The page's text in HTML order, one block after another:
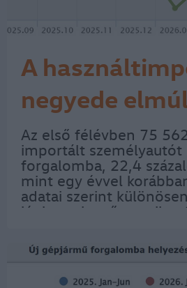
A
negyede
Az első félévben 75
importált személyautót
forgalomba, 22,4
mint egy évvel
adatai szerint
június volt erős, amikor
utakra, és ezek a
százalékkal,…